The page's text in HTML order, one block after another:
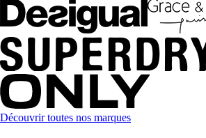
Découvrir toutes nos marques